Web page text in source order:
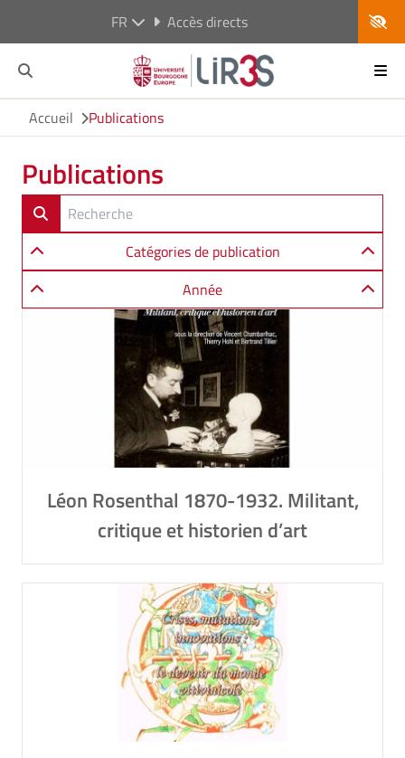
FR Accès directs
Accueil Publications
Publications
Catégories de publication
Année
Léon Rosenthal 1870-1932. Militant,
critique et historien d’art